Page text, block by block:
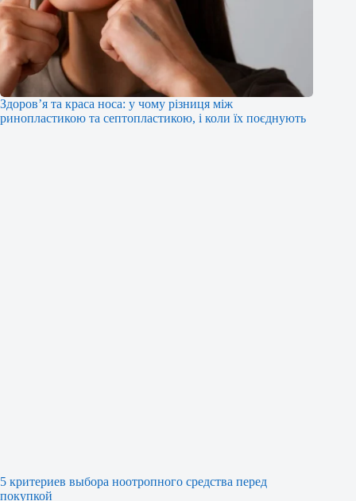
Здоров’я та краса носа: у чому різниця між
ринопластикою та септопластикою, і коли їх поєднують
5 критериев выбора ноотропного средства перед
покупкой